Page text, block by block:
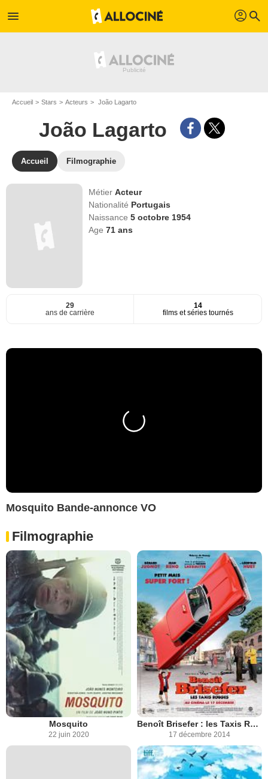
menu profil search
Accueil Stars Acteurs João Lagarto
João Lagarto
Accueil Filmographie
MétierActeur
Nationalité Portugais
Naissance5 octobre 1954
Age71 ans
29
ans de carrière
14
films et séries tournés
Mosquito Bande-annonce VO
Filmographie
Mosquito
22 juin 2020
Benoît Brisefer : les Taxis Rouges
17 décembre 2014